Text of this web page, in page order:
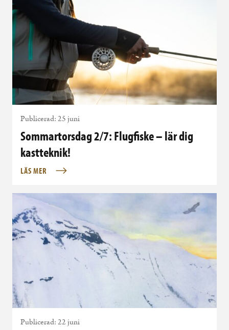
Publicerad: 25 juni
Sommartorsdag 2/7: Flugfiske – lär dig
kastteknik!
LÄS MER
Publicerad: 22 juni